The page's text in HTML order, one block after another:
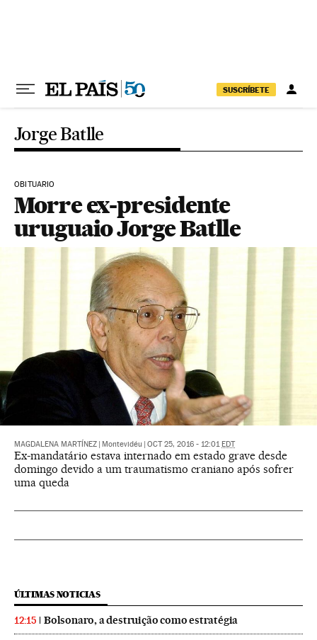
SUSCRÍBETE
Jorge Batlle
OBITUARIO
Morre ex-presidente
uruguaio Jorge Batlle
MAGDALENA MARTÍNEZ Montevidéu OCT 25, 2016 - 12:01 EDT
Ex-mandatário estava internado em estado grave desde
domingo devido a um traumatismo craniano após sofrer
uma queda
ÚLTIMAS NOTICIAS
12:15 Bolsonaro, a destruição como estratégia